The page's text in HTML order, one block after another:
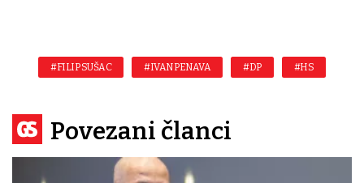
#FILIP SUŠAC #IVAN PENAVA #DP #HS
Povezani članci